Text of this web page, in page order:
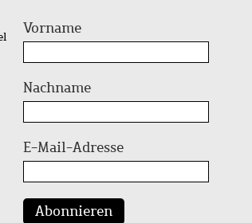
Vorname
Nachname
E-Mail-Adresse
Abonnieren